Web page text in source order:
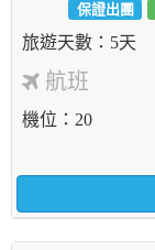
保證出團
5天
航班
機位 20